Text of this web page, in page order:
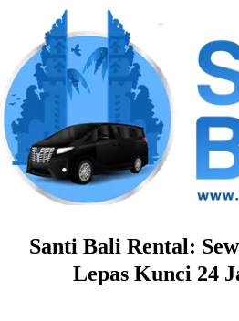
content
Santi Bali Rental:
Lepas Kunci 24